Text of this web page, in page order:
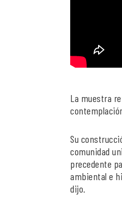
La muestra
Su
comunidad
precedente
ambiental e
dijo.